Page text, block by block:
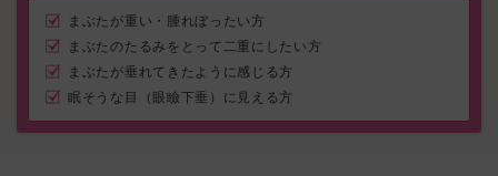
まぶたが重い・腫れぼったい方
まぶたのたるみをとって二重にしたい方
まぶたが垂れてきたように感じる方
眠そうな目（眼瞼下垂）に見える方